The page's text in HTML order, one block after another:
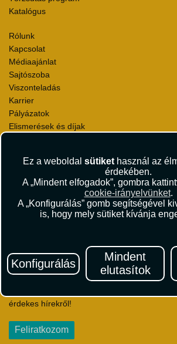
Ez a weboldal sütikethasznál az
érdekében.
A „Mindent elfogadok”, gombra
cookie-irányelvünket.
A „Konfigurálás” gomb segítségével
is, hogy mely sütiket kívánja
Konfigurálás
Mindent
elutasítok
Katalógus
Rólunk
Kapcsolat
Médiaajánlat
Sajtószoba
Viszonteladás
Karrier
Pályázatok
Elismerések és díjak
Utazási Csomag Szerződési Feltételek
Útlemondás-biztosítás Szerződési Feltételek
Utasbiztosítás Szerződési Feltételek
Repülőjegy Szerződési Feltételek
Adatvédelem
Hírlevél
Iratkozzon fel Magyarország egyik
érdekes hírekről!
Feliratkozom